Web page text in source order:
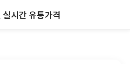
실시간 유통가격